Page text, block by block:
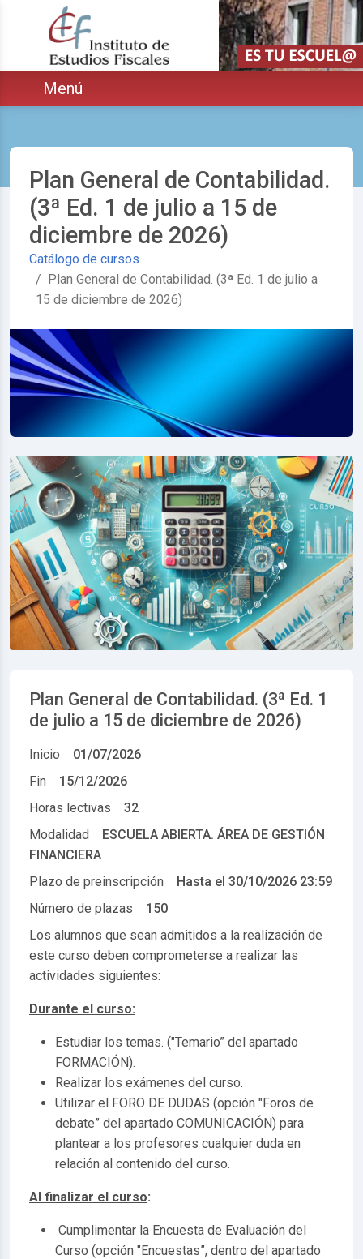
Saltar navegación. Ir directamente al contenido principal
Menú
Plan General de Contabilidad.
(3ª Ed. 1 de julio a 15 de
diciembre de 2026)
Catálogo de cursos
Plan General de Contabilidad. (3ª Ed. 1 de julio a
15 de diciembre de 2026)
Plan General de Contabilidad. (3ª Ed. 1
de julio a 15 de diciembre de 2026)
Inicio
01/07/2026
Fin
15/12/2026
Horas lectivas
32
Modalidad
ESCUELA ABIERTA. ÁREA DE GESTIÓN
FINANCIERA
Plazo de preinscripción
Hasta el 30/10/2026 23:59
Número de plazas
150
Los alumnos que sean admitidos a la realización de
este curso deben comprometerse a realizar las
actividades siguientes:
Durante el curso:
Estudiar los temas. ("Temario” del apartado
FORMACIÓN).
Realizar los exámenes del curso.
Utilizar el FORO DE DUDAS (opción "Foros de
debate” del apartado COMUNICACIÓN) para
plantear a los profesores cualquier duda en
relación al contenido del curso.
Al finalizar el curso:
Cumplimentar la Encuesta de Evaluación del
Curso (opción "Encuestas”, dentro del apartado